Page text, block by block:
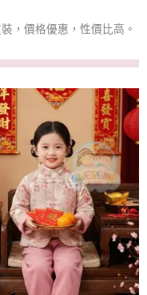
，價格優惠，性價比高。
此
產
品
有
多
種
款
式。
可
在